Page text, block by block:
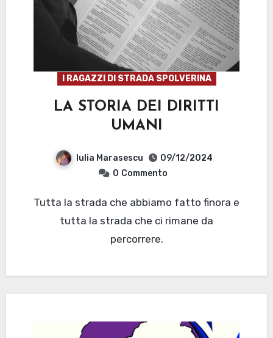
I RAGAZZI DI STRADA SPOLVERINA
LA STORIA DEI DIRITTI
UMANI
Iulia Marasescu
09/12/2024
0 Commento
Tutta la strada che abbiamo fatto finora e
tutta la strada che ci rimane da
percorrere.